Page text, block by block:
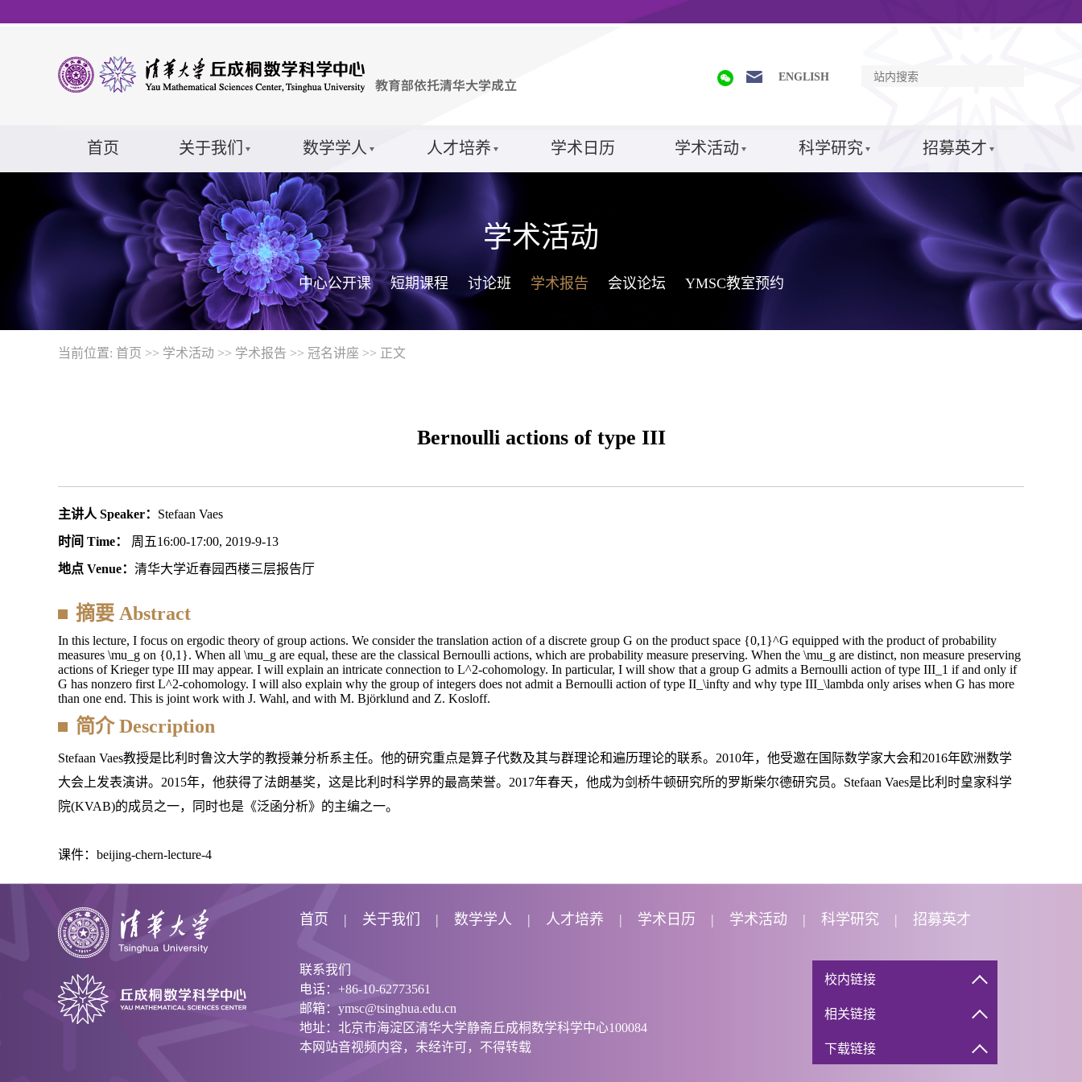
ENGLISH
首页 关于我们 数学学人 人才培养 学术日历 学术活动 科学研究 招募英才
学术活动
中心公开课 短期课程 讨论班 学术报告 会议论坛 YMSC教室预约
当前位置: 首页 >> 学术活动 >> 学术报告 >> 冠名讲座 >> 正文
Bernoulli actions of type III
主讲人 Speaker： Stefaan Vaes
时间 Time： 周五16:00-17:00, 2019-9-13
地点 Venue： 清华大学近春园西楼三层报告厅
摘要 Abstract
In this lecture, I focus on ergodic theory of group actions. We consider the translation action of a discrete group G on the product space {0,1}^G equipped with the product of probability
measures \mu_g on {0,1}. When all \mu_g are equal, these are the classical Bernoulli actions, which are probability measure preserving. When the \mu_g are distinct, non measure preserving
actions of Krieger type III may appear. I will explain an intricate connection to L^2-cohomology. In particular, I will show that a group G admits a Bernoulli action of type III_1 if and only if
G has nonzero first L^2-cohomology. I will also explain why the group of integers does not admit a Bernoulli action of type II_\infty and why type III_\lambda only arises when G has more
than one end. This is joint work with J. Wahl, and with M. Björklund and Z. Kosloff.
简介 Description
Stefaan Vaes教授是比利时鲁汶大学的教授兼分析系主任。他的研究重点是算子代数及其与群理论和遍历理论的联系。2010年，他受邀在国际数学家大会和2016年欧洲数学
大会上发表演讲。2015年，他获得了法朗基奖，这是比利时科学界的最高荣誉。2017年春天，他成为剑桥牛顿研究所的罗斯柴尔德研究员。Stefaan Vaes是比利时皇家科学
院(KVAB)的成员之一，同时也是《泛函分析》的主编之一。
课件： beijing-chern-lecture-4
首页 关于我们 数学学人 人才培养 学术日历 学术活动 科学研究 招募英才
联系我们
电话：+86-10-62773561
邮箱：ymsc@tsinghua.edu.cn
地址：北京市海淀区清华大学静斋丘成桐数学科学中心100084
本网站音视频内容，未经许可，不得转载
校内链接
相关链接
下载链接